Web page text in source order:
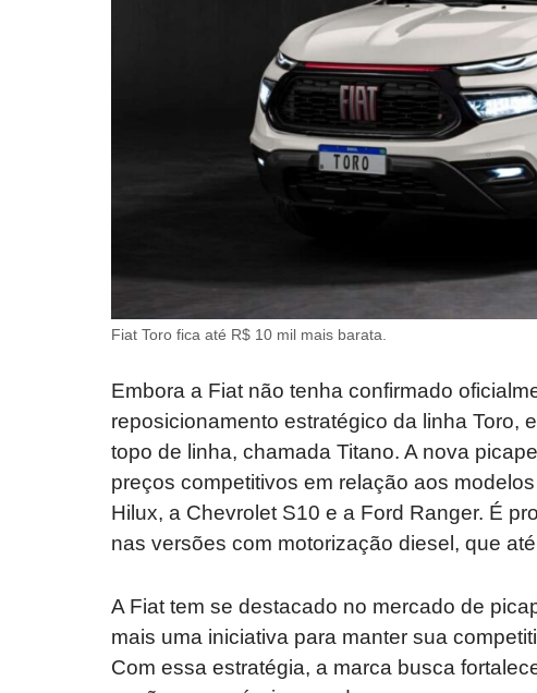
Fiat Toro fica até R$ 10 mil mais barata.
Embora a Fiat não tenha confirmado
reposicionamento estratégico da linha Toro,
topo de linha, chamada Titano. A nova
preços competitivos em relação aos
Hilux, a Chevrolet S10 e a Ford Ranger. É
nas versões com motorização diesel, que
A Fiat tem se destacado no mercado de
mais uma iniciativa para manter sua
Com essa estratégia, a marca busca